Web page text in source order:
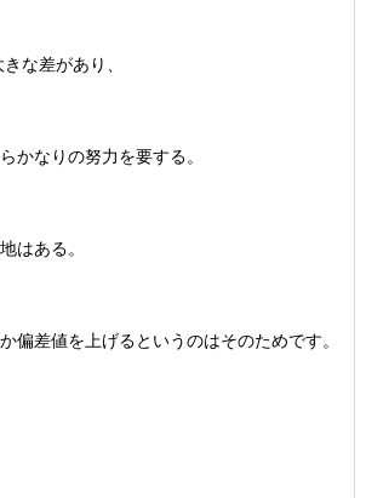
な差があり、
かなりの努力を要する。
はある。
偏差値を上げるというのはそのためです。